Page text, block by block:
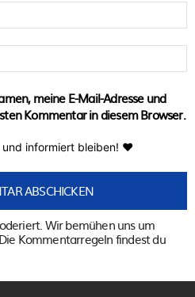
meine E-Mail-Adresse und
Kommentar in diesem Browser.
informiert bleiben! ♥
Wir bemühen uns um
Kommentarregeln findest du